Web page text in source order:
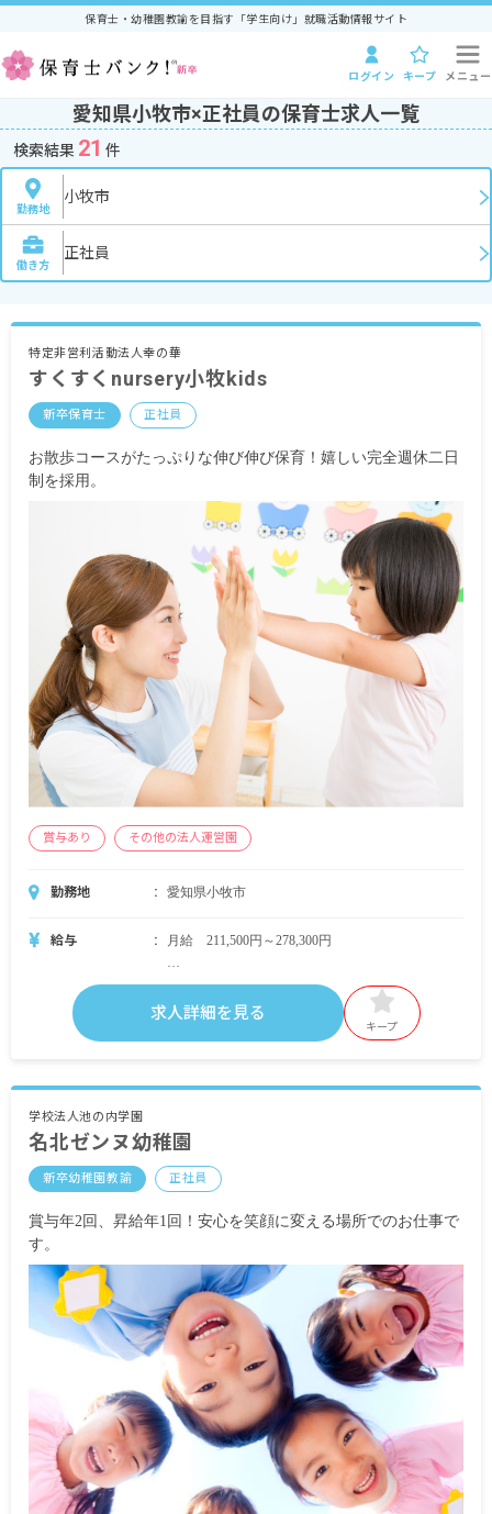
保育士・幼稚園教諭を目指す「学生向け」就職活動情報サイト
ログイン キープ メニュー
愛知県小牧市×正社員の保育士求人一覧
検索結果 21 件
勤務地
小牧市
働き方
正社員
特定非営利活動法人幸の華
すくすくnursery小牧kids
新卒保育士 正社員
お散歩コースがたっぷりな伸び伸び保育！嬉しい完全週休二日
制を採用。
賞与あり その他の法人運営園
勤務地 愛知県小牧市
給与 月給 211,500円～278,300円
・月給内訳
基本給 190,000円～250,000円
固定残業手当：21,500円～28,300円
賞与有 年2回 計2.50カ月分（前年度実績）
※試用期間有
求人詳細を見る
キープ
学校法人池の内学園
名北ゼンヌ幼稚園
新卒幼稚園教諭 正社員
賞与年2回、昇給年1回！安心を笑顔に変える場所でのお仕事で
す。